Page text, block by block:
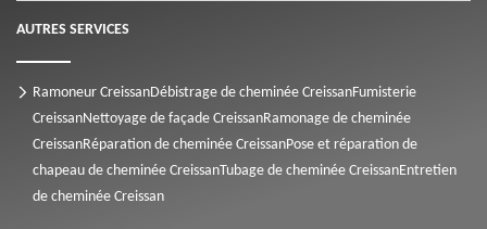
AUTRES SERVICES
Ramoneur CreissanDébistrage de cheminée CreissanFumisterie
CreissanNettoyage de façade CreissanRamonage de cheminée
CreissanRéparation de cheminée CreissanPose et réparation de
chapeau de cheminée CreissanTubage de cheminée CreissanEntretien
de cheminée Creissan